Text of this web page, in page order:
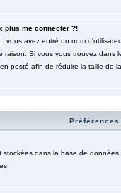
plus me connecter ?!
vous avez entré un nom
Si vous vous trouvez
posté afin de réduire la taille de
dans la base de